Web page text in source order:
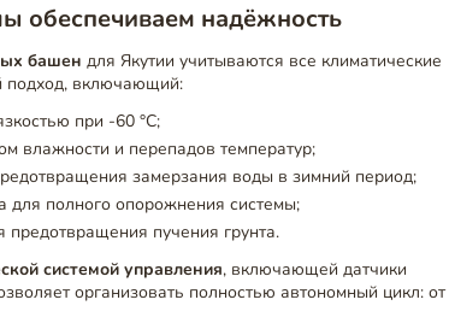
обеспечиваем надёжность
башен для Якутии учитываются все климатические
подход, включающий:
при -60 °C;
влажности и перепадов температур;
замерзания воды в зимний период;
для полного опорожнения системы;
предотвращения пучения грунта.
системой управления, включающей датчики
организовать полностью автономный цикл: от